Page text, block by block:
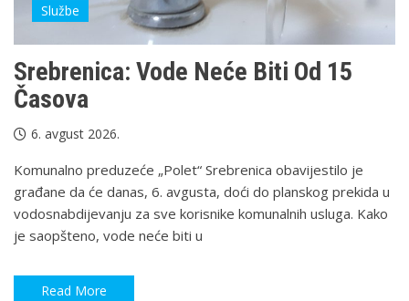
Službe
Srebrenica: Vode Neće Biti Od 15
Časova
6. avgust 2026.
Komunalno preduzeće „Polet“ Srebrenica obavijestilo je
građane da će danas, 6. avgusta, doći do planskog prekida u
vodosnabdijevanju za sve korisnike komunalnih usluga. Kako
je saopšteno, vode neće biti u
Read More